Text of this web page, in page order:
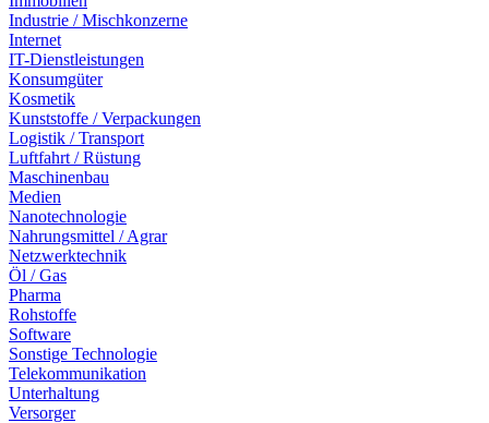
Industrie / Mischkonzerne
Internet
IT-Dienstleistungen
Konsumgüter
Kosmetik
Kunststoffe / Verpackungen
Logistik / Transport
Luftfahrt / Rüstung
Maschinenbau
Medien
Nanotechnologie
Nahrungsmittel / Agrar
Netzwerktechnik
Öl / Gas
Pharma
Rohstoffe
Software
Sonstige Technologie
Telekommunikation
Unterhaltung
Versorger